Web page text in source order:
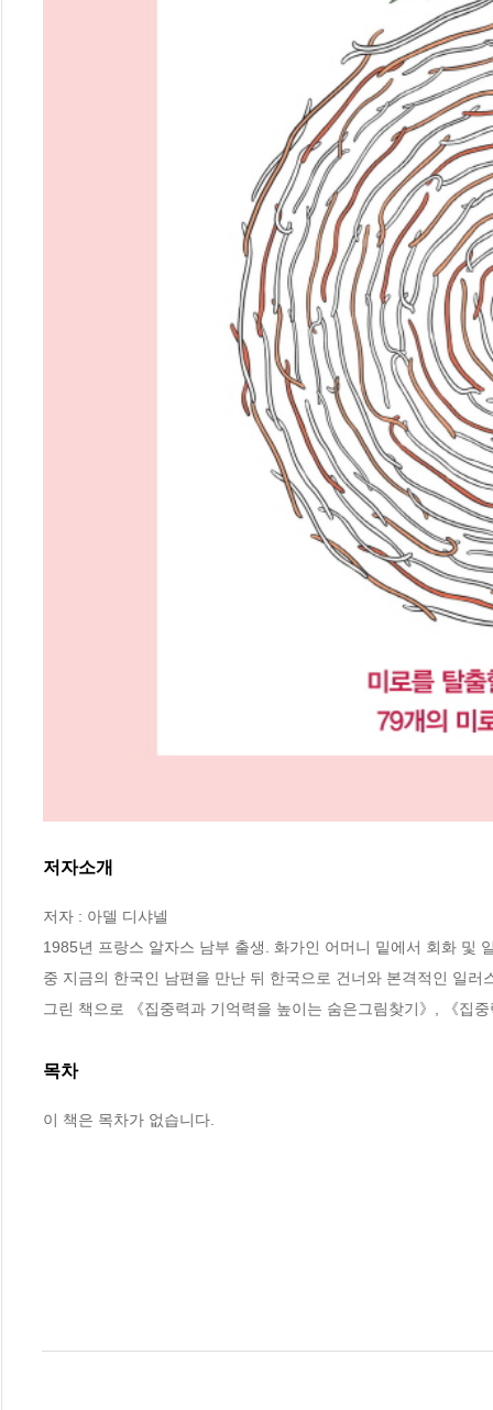
저자소개
저자 : 아델 디샤넬
1985년 프랑스 알자스 남부 출생. 화가인 어머니 밑에서 회화 및
중 지금의 한국인 남편을 만난 뒤 한국으로 건너와 본격적인 일
그린 책으로 《집중력과 기억력을 높이는 숨은그림찾기》, 《집
목차
이 책은 목차가 없습니다.